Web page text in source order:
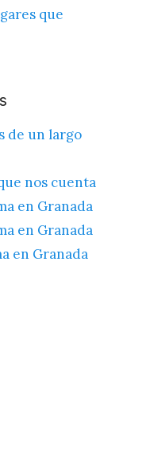
que
de un largo
nos cuenta
en Granada
en Granada
en Granada